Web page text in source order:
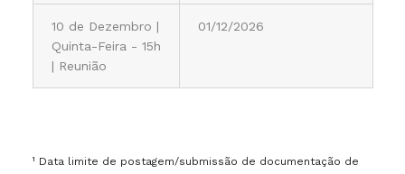
10 de Dezembro |
Quinta-Feira - 15h
| Reunião
01/12/2026
¹ Data limite de postagem/submissão de documentação de